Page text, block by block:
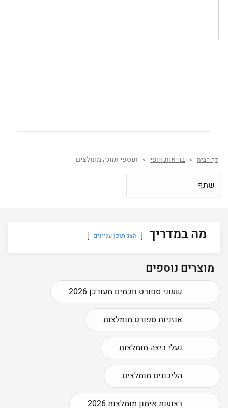
דף הבית > בריאות ויופי > תוספי תזונה מומלצים
שתף
מה במדריך הצג תוכן עניינים
מוצרים נוספים
שעוני ספורט חכמים מעודכן 2026
אוזניות ספורט מומלצות
נעלי ריצה מומלצות
הליכונים מומלצים
רצועות אימון מומלצות 2026